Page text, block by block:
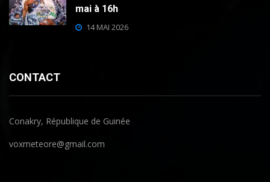
mai à 16h
14 MAI 2026
CONTACT
Conakry, République de Guinée
voxmeteore@gmail.com